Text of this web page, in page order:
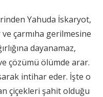
Yahuda İskaryot,
ve çarmıha gerilmesine
dayanamaz,
ve çözümü ölümde arar.
intihar eder. İşte o
çiçekleri şahit olduğu